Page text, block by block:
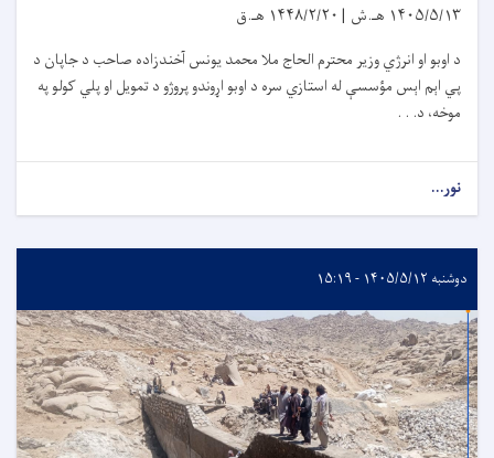
۱۴۰۵/۵/۱۳ هـ.ش | ۱۴۴۸/۲/۲۰ هـ.ق
د اوبو او انرژي وزیر محترم الحاج ملا محمد یونس آخندزاده صاحب د جاپان د
پي اېم اېس مؤسسې له استازي سره د اوبو اړوندو پروژو د تمویل او پلي کولو په
موخه، د. . .
نور...
دوشنبه ۱۴۰۵/۵/۱۲ - ۱۵:۱۹